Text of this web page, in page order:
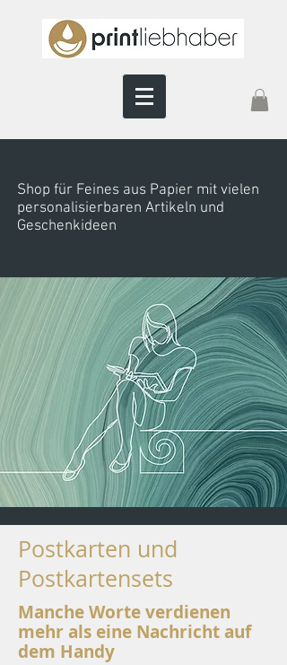
Shop für Feines aus Papier mit vielen
personalisierbaren Artikeln und
Geschenkideen
Postkarten und
Postkartensets
Manche Worte verdienen
mehr als eine Nachricht auf
dem Handy